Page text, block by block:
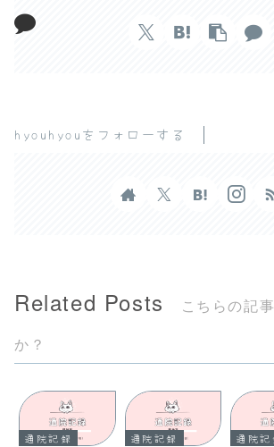
hyouhyouをフォローする
Related Posts
こちらの記
か？
通院記録 通院記録 通院記